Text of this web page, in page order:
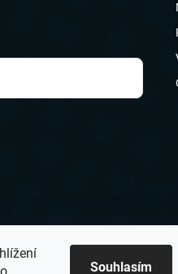
Souhlasím